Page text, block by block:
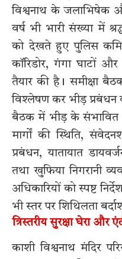
विश्वनाथ के जलाभिषेक
वर्ष भी भारी संख्या में
को देखते हुए पुलिस
कॉरिडोर, गंगा घाटों और
तैयार की है। समीक्षा
विश्लेषण कर भीड़ प्रबंधन
बैठक में भीड़ के संभावित
मार्गों की स्थिति,
प्रबंधन, यातायात
तथा खुफिया निगरानी
अधिकारियों को स्पष्ट
भी स्तर पर शिथिलता
त्रिस्तरीय सुरक्षा घेरा और
काशी विश्वनाथ मंदिर